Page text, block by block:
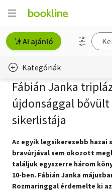
AI ajánló
Kategóriák
Életmód, egészség
Erotika
Hobbi, szabadidő
Irodalom
Fábián Janka
újdonsággal
sikerlistája
Az egyik legsikeresebb hazai
bravúrjával sem okozott
találjuk egyszerre három
10-ben. Fábián Janka
Rozmaringgal érdemelte ki